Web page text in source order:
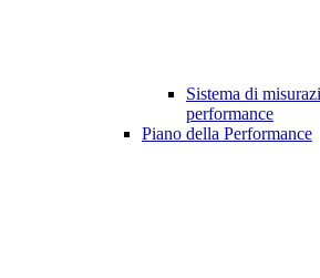
Sistema di
performance
Piano della Performance